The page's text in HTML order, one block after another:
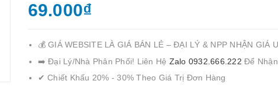
69.000₫
💰 GIÁ WEBSITE LÀ GIÁ BÁN LẺ – ĐẠI LÝ & NPP NHẬN GIÁ
➡️ Đại Lý/Nhà Phân Phối! Liên Hệ Zalo 0932.666.222Để
✔ Chiết Khấu 20% - 30% Theo Giá Trị Đơn Hàng